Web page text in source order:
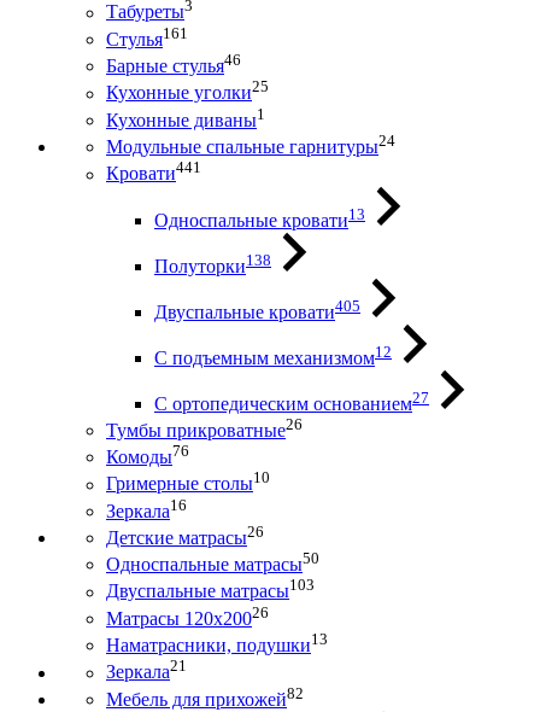
Табуреты3
Стулья161
Барные стулья46
Кухонные уголки25
Кухонные диваны1
Модульные спальные гарнитуры24
Кровати441
Односпальные кровати13
Полуторки138
Двуспальные кровати405
С подъемным механизмом12
С ортопедическим основанием27
Тумбы прикроватные26
Комоды76
Гримерные столы10
Зеркала16
Детские матрасы26
Односпальные матрасы50
Двуспальные матрасы103
Матрасы 120х20026
Наматрасники, подушки13
Зеркала21
Мебель для прихожей82